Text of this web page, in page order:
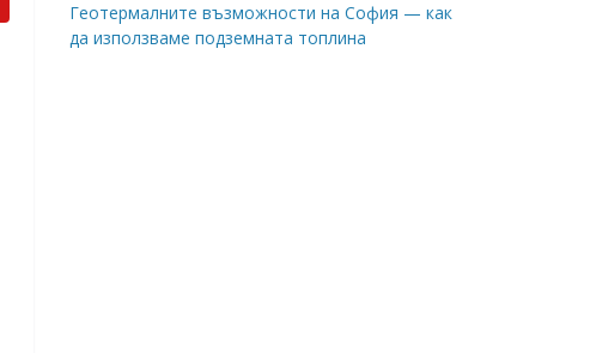
Геотермалните възможности на София — как
да използваме подземната топлина